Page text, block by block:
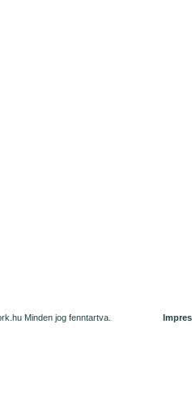
Minden jog fenntartva.